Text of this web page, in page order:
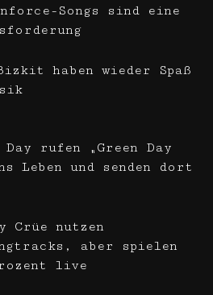
Songs sind eine
haben wieder Spaß
Day rufen „Green Day
Leben und senden dort
Crüe nutzen
aber spielen
live